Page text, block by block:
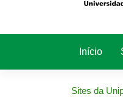
Início
Sites da